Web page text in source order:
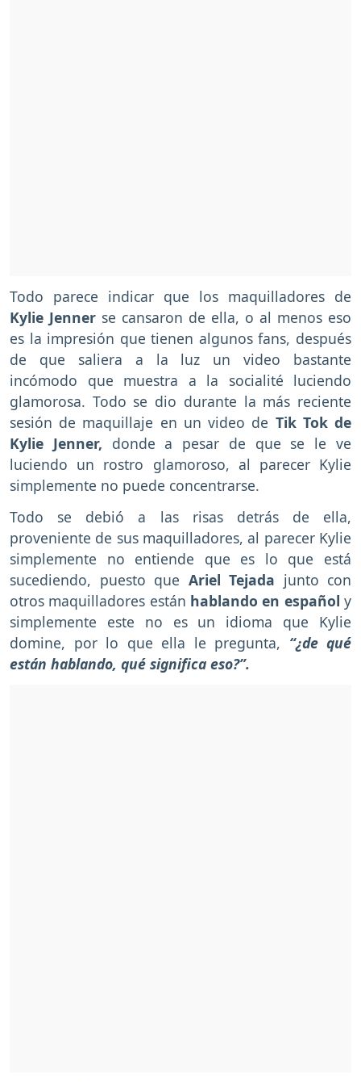
Todo parece indicar que los maquilladores de
Kylie Jenner se cansaron de ella, o al menos eso
es la impresión que tienen algunos fans, después
de que saliera a la luz un video bastante
incómodo que muestra a la socialité luciendo
glamorosa. Todo se dio durante la más reciente
sesión de maquillaje en un video de Tik Tok de
Kylie Jenner, donde a pesar de que se le ve
luciendo un rostro glamoroso, al parecer Kylie
simplemente no puede concentrarse.
Todo se debió a las risas detrás de ella,
proveniente de sus maquilladores, al parecer Kylie
simplemente no entiende que es lo que está
sucediendo, puesto que Ariel Tejada junto con
otros maquilladores están hablando en español y
simplemente este no es un idioma que Kylie
domine, por lo que ella le pregunta, “¿de qué
están hablando, qué significa eso?”.